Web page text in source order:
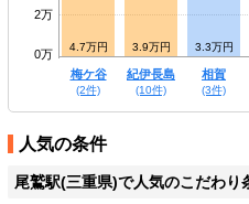
2万
0万
4.7万円 4.7万円 3.9万円 3.3万円
梅ケ谷
(2件)
紀伊長島
(10件)
相賀
(3件)
人気の条件
尾鷲駅(三重県)で人気のこだわり